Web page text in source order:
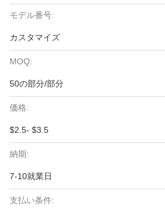
モデル番号:
カスタマイズ
MOQ:
50の部分/部分
価格:
$2.5- $3.5
納期:
7-10就業日
支払い条件: